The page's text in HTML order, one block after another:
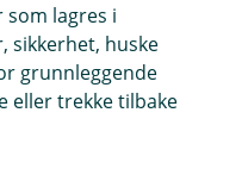
lagres i
sikkerhet, huske
grunnleggende
eller trekke tilbake